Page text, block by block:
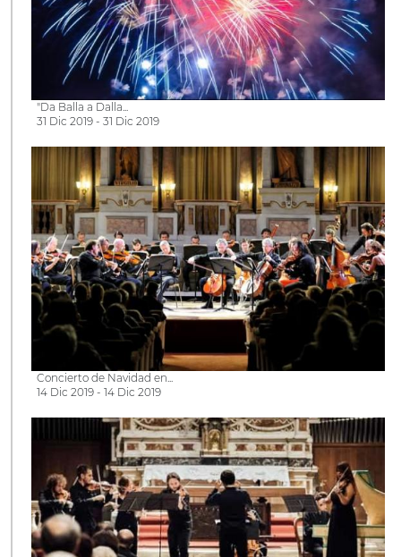
"Da Balla a Dalla...
31 Dic 2019 - 31 Dic 2019
Concierto de Navidad en...
14 Dic 2019 - 14 Dic 2019